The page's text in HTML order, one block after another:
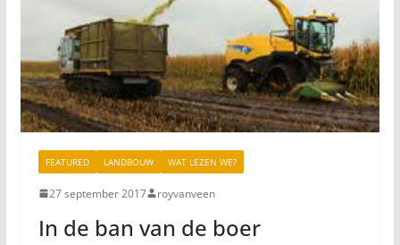
FEATURED LANDBOUW WAT LEZEN WE?
27 september 2017 royvanveen
In de ban van de boer